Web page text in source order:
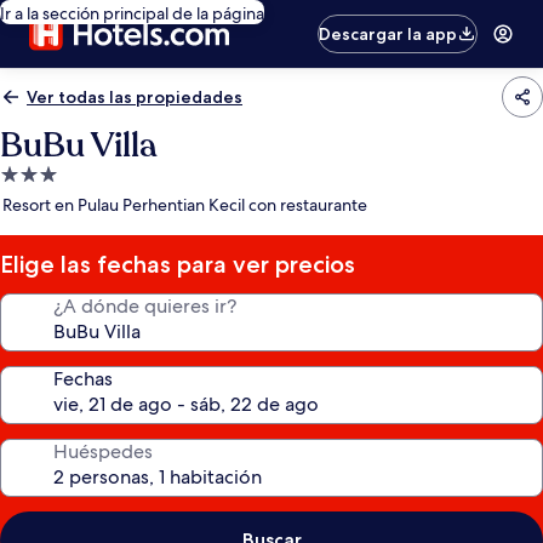
Ir a la sección principal de la página
Descargar la app
Ver todas las propiedades
BuBu Villa
Propiedad
de
estrellas
Resort en Pulau Perhentian Kecil con restaurante
Elige las fechas para ver precios
¿A dónde quieres ir?
Fechas
Huéspedes